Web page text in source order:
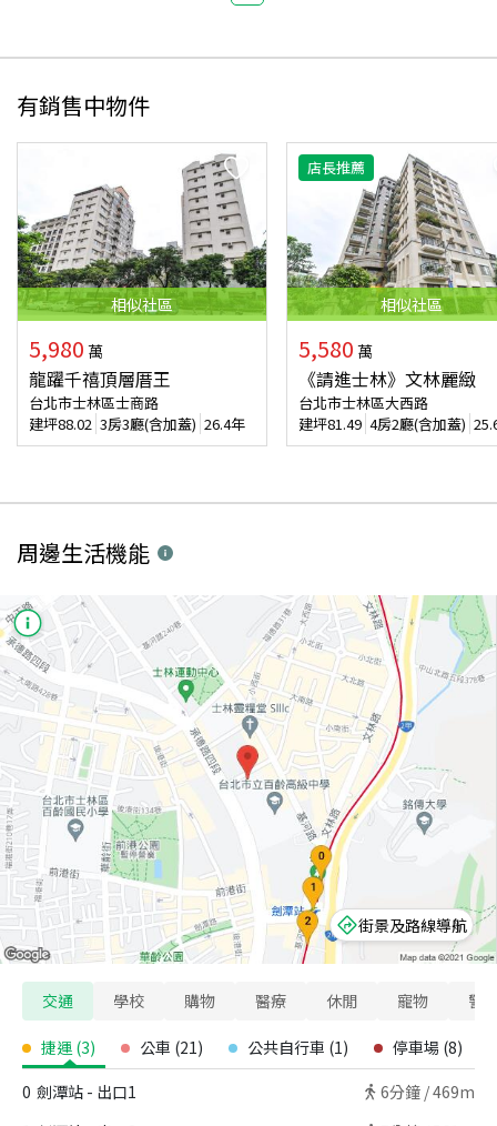
有銷售中物件
相似社區
5,980 萬
龍躍千禧頂層厝王
台北市士林區士商路
建坪88.02 3房3廳(含加蓋) 26.4年
店長推薦
相似社區
5,580 萬
《請進士林》文林麗緻
台北市士林區大西路
建坪81.49 4房2廳(含加蓋)
周邊生活機能
街景及路線導航
交通 學校 購物 醫療 休閒 寵物 警
捷運 (3) 公車 (21) 公共自行車 (1) 停車場 (8)
0 劍潭站 - 出口1 6分鐘 /469m